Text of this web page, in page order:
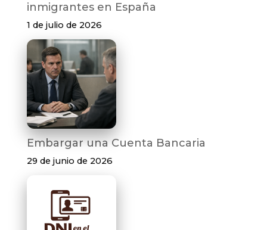
inmigrantes en España
1 de julio de 2026
Embargar una Cuenta Bancaria
29 de junio de 2026